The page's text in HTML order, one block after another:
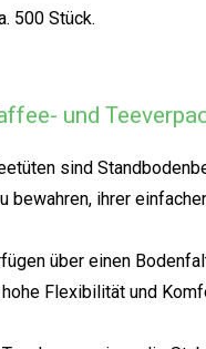
500 Stück.
und
sind
bewahren, ihrer
über einen
Flexibilität und